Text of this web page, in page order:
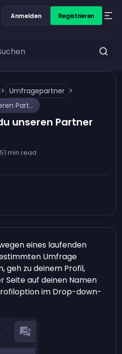
Anmelden Registrieren
> Umfragepartner >
So kontaktierst du unseren Partner Your Surveys
unseren Partner
1 min read
eines laufenden
Umfrage
geh zu deinem Profil,
Seite auf deinen Namen
im Drop-down-